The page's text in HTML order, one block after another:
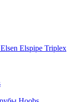
Elspipe Triplex